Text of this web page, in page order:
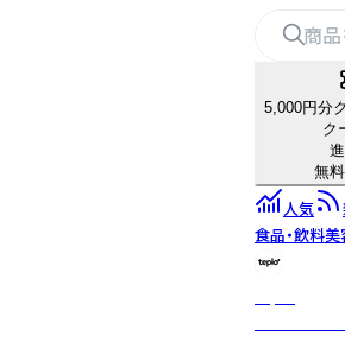
5,000円分
ク
無
人気
食品・飲料美